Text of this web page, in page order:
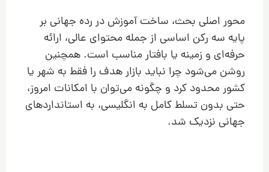
محور اصلی بحث، ساخت آموزش در رده جهانی بر
پایه سه رکن اساسی از جمله محتوای عالی، ارائه
حرفه‌ای و زمینه یا بافتار مناسب است. همچنین
روشن می‌شود چرا نباید بازار هدف را فقط به شهر یا
کشور محدود کرد و چگونه می‌توان با امکانات امروز،
حتی بدون تسلط کامل به انگلیسی، به استانداردهای
جهانی نزدیک شد.